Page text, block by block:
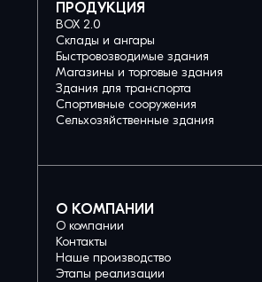
ПРОДУКЦИЯ
BOX 2.0
Склады и ангары
Быстровозводимые здания
Магазины и торговые здания
Здания для транспорта
Спортивные сооружения
Сельхозяйственные здания
О КОМПАНИИ
О компании
Контакты
Наше производство
Этапы реализации